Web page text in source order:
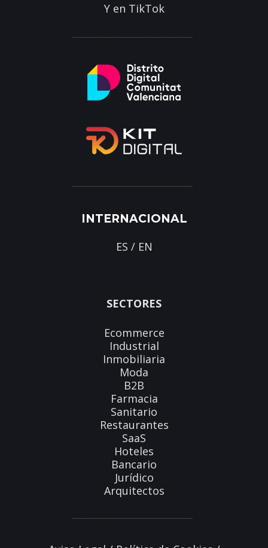
Y en TikTok
INTERNACIONAL
ES / EN
SECTORES
Ecommerce
Industrial
Inmobiliaria
Moda
B2B
Farmacia
Sanitario
Restaurantes
SaaS
Hoteles
Bancario
Jurídico
Arquitectos